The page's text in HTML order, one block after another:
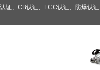
证、CB认证、FCC认证、防爆认证